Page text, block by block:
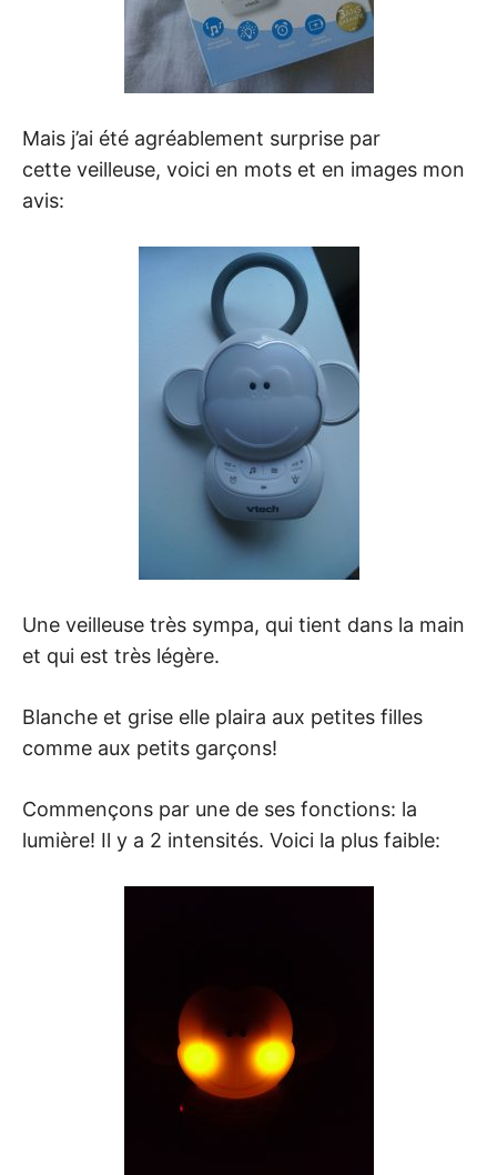
Mais j’ai été agréablement surprise par
cette veilleuse, voici en mots et en images mon
avis:
Une veilleuse très sympa, qui tient dans la main
et qui est très légère.
Blanche et grise elle plaira aux petites filles
comme aux petits garçons!
Commençons par une de ses fonctions: la
lumière! Il y a 2 intensités. Voici la plus faible: